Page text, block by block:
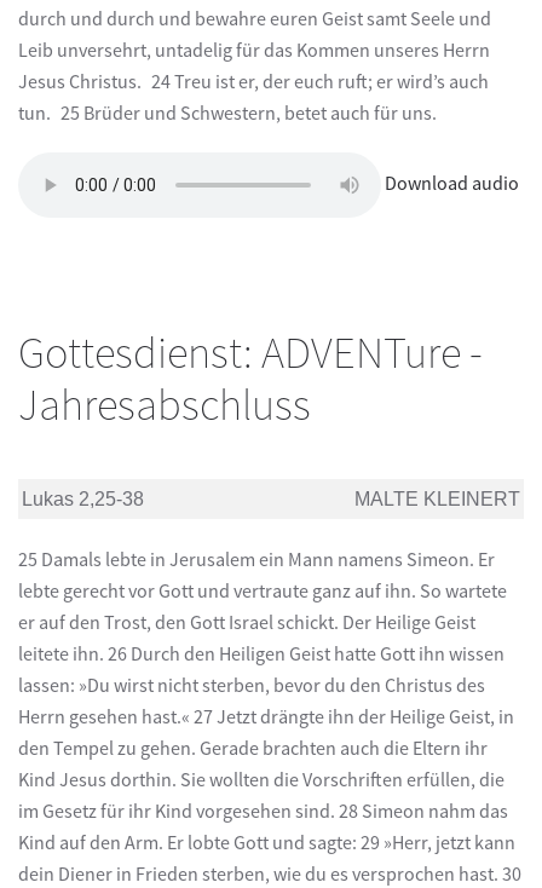
durch und durch und bewahre euren Geist samt Seele und
Leib unversehrt, untadelig für das Kommen unseres Herrn
Jesus Christus. 24 Treu ist er, der euch ruft; er wird’s auch
tun. 25 Brüder und Schwestern, betet auch für uns.
Download audio
Gottesdienst: ADVENTure -
Jahresabschluss
Lukas 2,25-38 MALTE KLEINERT
25 Damals lebte in Jerusalem ein Mann namens Simeon. Er
lebte gerecht vor Gott und vertraute ganz auf ihn. So wartete
er auf den Trost, den Gott Israel schickt. Der Heilige Geist
leitete ihn. 26 Durch den Heiligen Geist hatte Gott ihn wissen
lassen: »Du wirst nicht sterben, bevor du den Christus des
Herrn gesehen hast.« 27 Jetzt drängte ihn der Heilige Geist, in
den Tempel zu gehen. Gerade brachten auch die Eltern ihr
Kind Jesus dorthin. Sie wollten die Vorschriften erfüllen, die
im Gesetz für ihr Kind vorgesehen sind. 28 Simeon nahm das
Kind auf den Arm. Er lobte Gott und sagte: 29 »Herr, jetzt kann
dein Diener in Frieden sterben, wie du es versprochen hast. 30